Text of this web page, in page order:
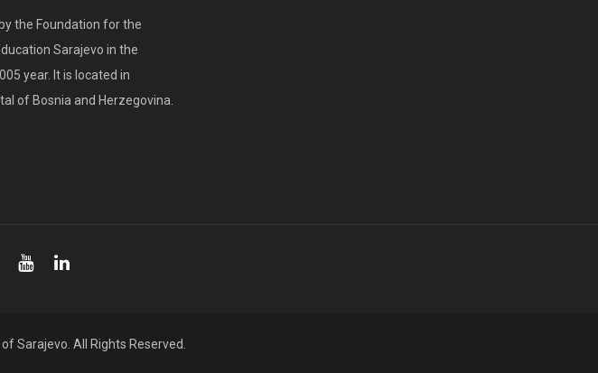
the Foundation for the
Sarajevo in the
year. It is located in
of Bosnia and Herzegovina.
Sarajevo . All Rights Reserved.